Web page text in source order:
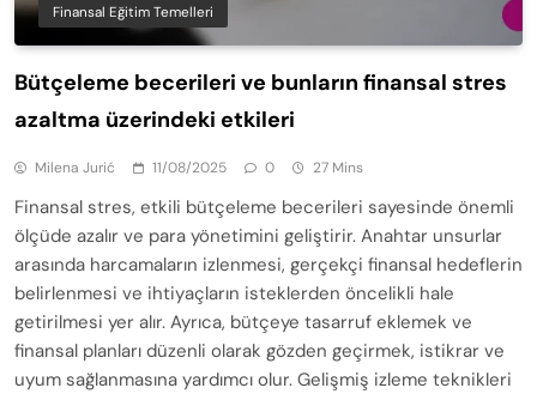
Finansal Eğitim Temelleri
Bütçeleme becerileri ve bunların finansal stres
azaltma üzerindeki etkileri
Milena Jurić 11/08/2025 0 27 Mins
Finansal stres, etkili bütçeleme becerileri sayesinde önemli
ölçüde azalır ve para yönetimini geliştirir. Anahtar unsurlar
arasında harcamaların izlenmesi, gerçekçi finansal hedeflerin
belirlenmesi ve ihtiyaçların isteklerden öncelikli hale
getirilmesi yer alır. Ayrıca, bütçeye tasarruf eklemek ve
finansal planları düzenli olarak gözden geçirmek, istikrar ve
uyum sağlanmasına yardımcı olur. Gelişmiş izleme teknikleri